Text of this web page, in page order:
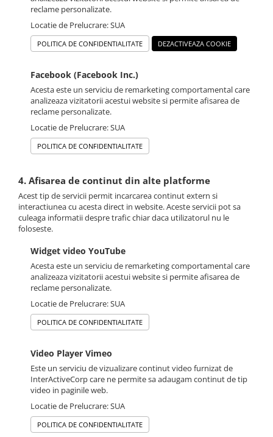
reclame personalizate.
Locatie de Prelucrare: SUA
POLITICA DE CONFIDENTIALITATE DEZACTIVEAZA COOKIE
Facebook (Facebook Inc.)
Acesta este un serviciu de remarketing comportamental care
analizeaza vizitatorii acestui website si permite afisarea de
reclame personalizate.
Locatie de Prelucrare: SUA
POLITICA DE CONFIDENTIALITATE
4. Afisarea de continut din alte platforme
Acest tip de servicii permit incarcarea continut extern si
interactiunea cu acesta direct in website. Aceste servicii pot sa
culeaga informatii despre trafic chiar daca utilizatorul nu le
foloseste.
Widget video YouTube
Acesta este un serviciu de remarketing comportamental care
analizeaza vizitatorii acestui website si permite afisarea de
reclame personalizate.
Locatie de Prelucrare: SUA
POLITICA DE CONFIDENTIALITATE
Video Player Vimeo
Este un serviciu de vizualizare continut video furnizat de
InterActiveCorp care ne permite sa adaugam continut de tip
video in paginile web.
Locatie de Prelucrare: SUA
POLITICA DE CONFIDENTIALITATE